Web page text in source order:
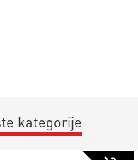
kategorije